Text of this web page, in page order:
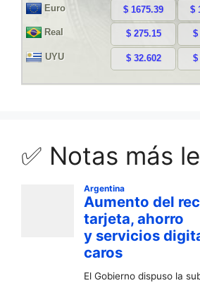
✅ Notas más